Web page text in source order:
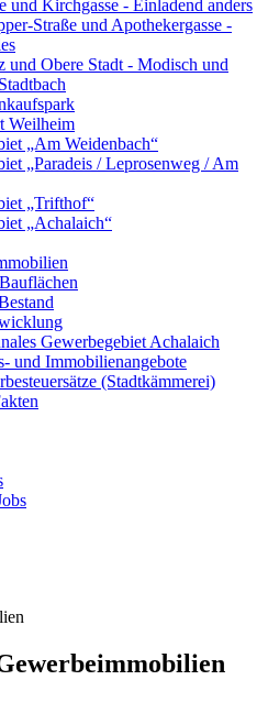
und Kirchgasse - Einladend anders
Straße und Apothekergasse -
und Obere Stadt - Modisch und
Weilheim
„Am Weidenbach“
„Paradeis / Leprosenweg / Am
„Trifthof“
„Achalaich“
Gewerbegebiet Achalaich
und Immobilienangebote
(Stadtkämmerei)